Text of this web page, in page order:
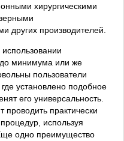
хирургическими
других производителей.
минимума или же
пользователи
установлено подобное
его универсальность.
проводить практически
используя
одно преимущество